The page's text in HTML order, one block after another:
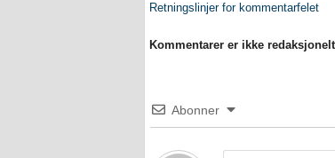
Retningslinjer for kommentarfelet
Kommentarer er ikke
Abonner